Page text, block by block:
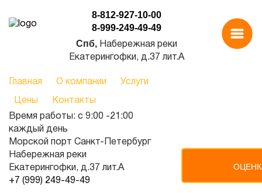
8-812-927-10-00
8-999-249-49-49
Cпб, Набережная реки
Екатерингофки, д.37 лит.А
Главная О компании Услуги
Цены
Контакты
Время работы: с 9:00 -21:00
каждый день
Морской порт Санкт-Петербург
Набережная реки
Екатерингофки, д.37 лит.А
+7 (999) 249-49-49
Главная информация
Лом титана ВТ-1